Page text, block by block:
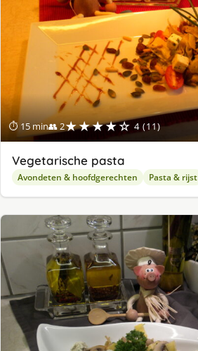
⏱ 15 min👥 2★★★★☆ 4 (11)
Vegetarische pasta
Avondeten & hoofdgerechten Pasta & rijst